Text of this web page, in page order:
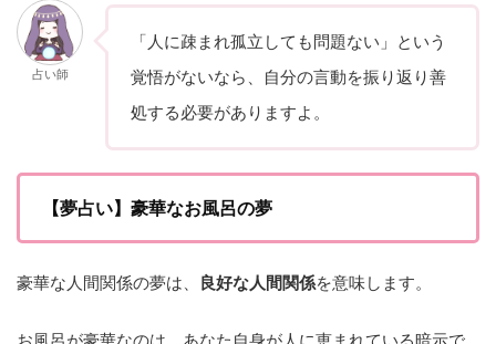
占い師
「人に疎まれ孤立しても問題ない」という
覚悟がないなら、自分の言動を振り返り善
処する必要がありますよ。
【夢占い】豪華なお風呂の夢
豪華な人間関係の夢は、 良好な人間関係を意味します。